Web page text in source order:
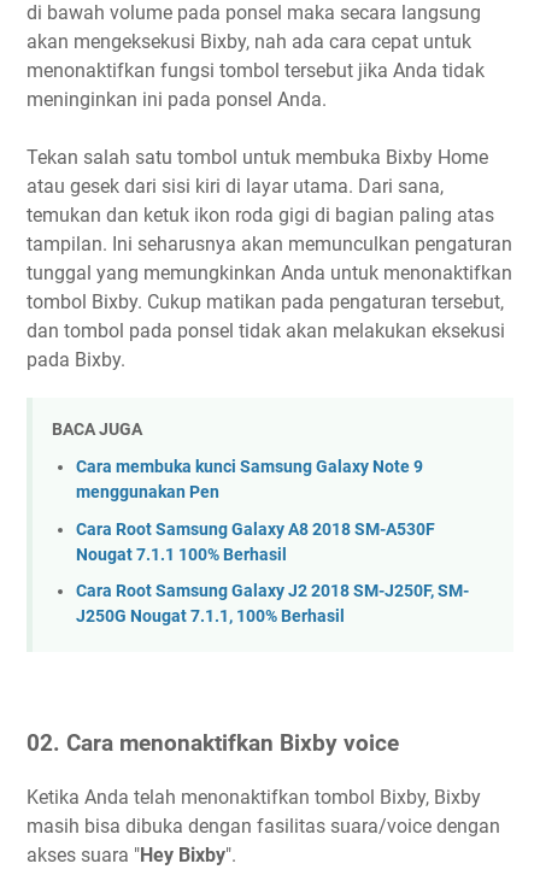
di bawah volume pada ponsel maka secara langsung
akan mengeksekusi Bixby, nah ada cara cepat untuk
menonaktifkan fungsi tombol tersebut jika Anda tidak
meninginkan ini pada ponsel Anda.
Tekan salah satu tombol untuk membuka Bixby Home
atau gesek dari sisi kiri di layar utama. Dari sana,
temukan dan ketuk ikon roda gigi di bagian paling atas
tampilan. Ini seharusnya akan memunculkan pengaturan
tunggal yang memungkinkan Anda untuk menonaktifkan
tombol Bixby. Cukup matikan pada pengaturan tersebut,
dan tombol pada ponsel tidak akan melakukan eksekusi
pada Bixby.
BACA JUGA
Cara membuka kunci Samsung Galaxy Note 9
menggunakan Pen
Cara Root Samsung Galaxy A8 2018 SM-A530F
Nougat 7.1.1 100% Berhasil
Cara Root Samsung Galaxy J2 2018 SM-J250F, SM-
J250G Nougat 7.1.1, 100% Berhasil
02. Cara menonaktifkan Bixby voice
Ketika Anda telah menonaktifkan tombol Bixby, Bixby
masih bisa dibuka dengan fasilitas suara/voice dengan
akses suara "Hey Bixby".